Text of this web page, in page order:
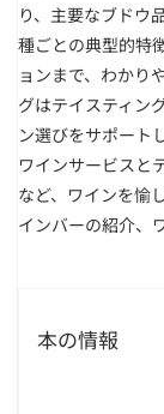
り、主要なブドウ
種ごとの典型的特
ョンまで、わかり
グはテイスティン
ン選びをサポート
ワインサービスと
など、ワインを愉
インバーの紹介、
本の情報